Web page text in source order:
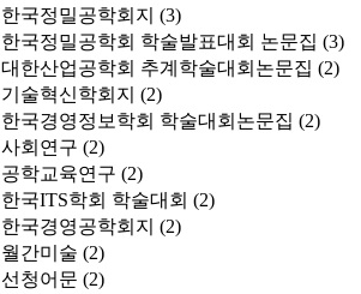
한국정밀공학회지 (3)
한국정밀공학회 학술발표대회 논문집 (3)
대한산업공학회 추계학술대회논문집 (2)
기술혁신학회지 (2)
한국경영정보학회 학술대회논문집 (2)
사회연구 (2)
공학교육연구 (2)
한국ITS학회 학술대회 (2)
한국경영공학회지 (2)
월간미술 (2)
선청어문 (2)